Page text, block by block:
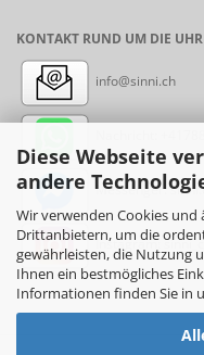
Diese Webseite
andere
Wir verwenden Cookies und
Drittanbietern, um die
gewährleisten, die Nutzung
Ihnen ein bestmögliches
Informationen finden Sie in
KONTAKT RUND UM DIE UHR
info@sinni.ch
Messenger:
Instagram: